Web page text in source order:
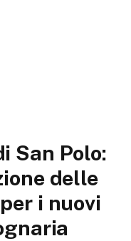
San Polo:
delle
i nuovi